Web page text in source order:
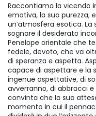
Raccontiamo la vicenda
emotiva, la sua purezza,
un’atmosfera esotica. La
sognare il desiderato
Penelope orientale che
fedele, devoto, che va
di speranza e aspetta.
capace di aspettare e la
ingenue aspettative, di
avverranno, di abbracci e
convinta che la sua
momento in cui il